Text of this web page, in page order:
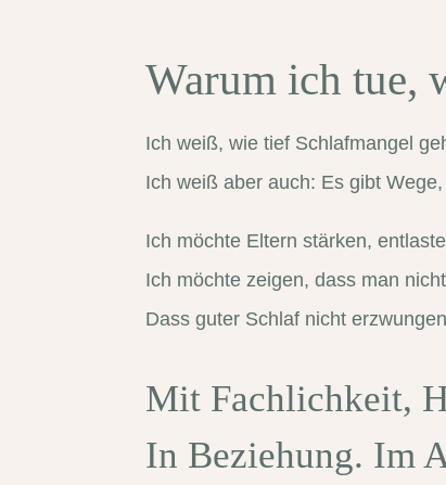
Warum ich tue,
Ich weiß, wie tief Schlafmangel
Ich weiß aber auch: Es gibt
Ich möchte Eltern stärken,
Ich möchte zeigen, dass man
Dass guter Schlaf nicht
Mit Fachlichkeit,
In Beziehung. Im